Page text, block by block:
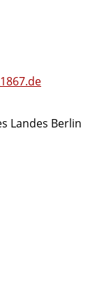
Landes Berlin